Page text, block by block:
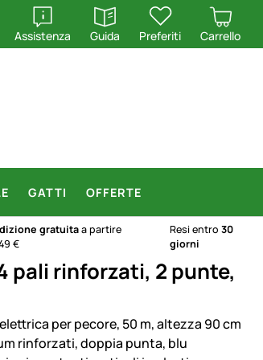
Assistenza
apri
Guida
apri
Preferiti Carrello
GATTI OFFERTE
gratuitaa partire
€
Resi entro30
giorni
pali rinforzati, 2 punte,
per pecore, 50 m, altezza 90 cm
rinforzati, doppia punta, blu